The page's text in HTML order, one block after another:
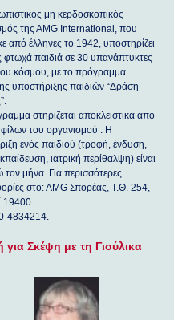
μη κερδοσκοπικός
της ΑΜG International, που
από έλληνες το 1942, υποστηρίζει
φτωχά παιδιά σε 30 υπανάπτυκτες
κόσμου, με το πρόγραμμα
υποστήριξης παιδιών “Δράση
στηρίζεται αποκλειστικά από
του οργανισμού . Η
ενός παιδιού (τροφή, ένδυση,
ιατρική περίθαλψη) είναι
μήνα. Για περισσότερες
στο: ΑΜG Σπορέας, Τ.Θ. 254,
19400.
4834214.
Σκέψη με τη Γιούλικα